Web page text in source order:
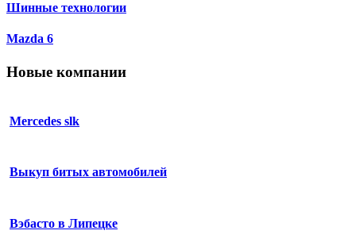
Шинные технологии
Mazda 6
Новые компании
Mercedes slk
Выкуп битых автомобилей
Вэбасто в Липецке